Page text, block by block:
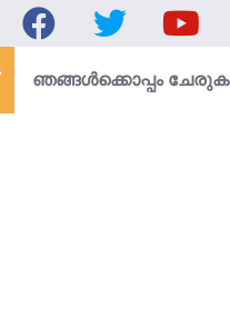
ഞങ്ങൾക്കൊപ്പം ചേരുക